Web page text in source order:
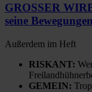
GROSSER
seine
Außerdem im Heft
RISKANT:
GEMEIN: